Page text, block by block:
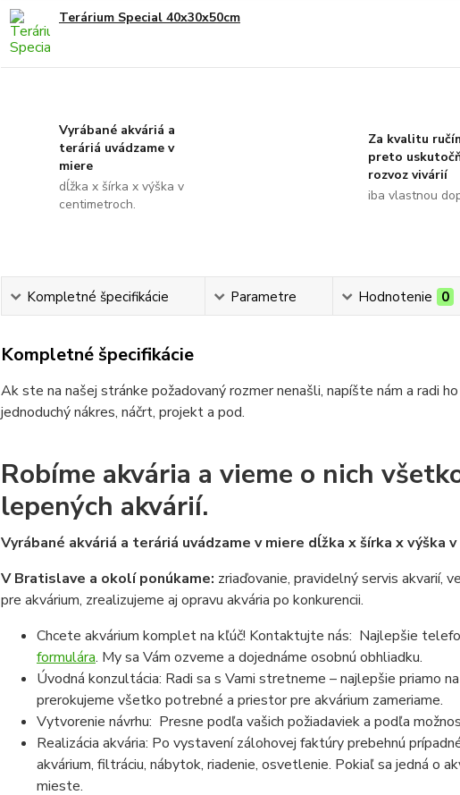
Terárium Special 40x30x50cm
Vyrábané akváriá a
teráriá uvádzame v
miere
dĺžka x šírka x výška v
centimetroch.
Za kvalitu
preto
rozvoz vivárií
iba vlastnou
Kompletné špecifikácie Parametre Hodnotenie 0
Kompletné špecifikácie
Ak ste na našej stránke požadovaný rozmer nenašli, napíšte nám a radi
jednoduchý nákres, náčrt, projekt a pod.
Robíme akvária a vieme o nich
lepených akvárií.
Vyrábané akváriá a teráriá uvádzame v miere dĺžka x šírka x výška
V Bratislave a okolí ponúkame: zriaďovanie, pravidelný servis akvarií,
pre akvárium, zrealizujeme aj opravu akvária po konkurencii.
Chcete akvárium komplet na kľúč! Kontaktujte nás: Najlepšie
formulára. My sa Vám ozveme a dojednáme osobnú obhliadku.
Úvodná konzultácia: Radi sa s Vami stretneme – najlepšie priamo
prerokujeme všetko potrebné a priestor pre akvárium zameriame.
Vytvorenie návrhu: Presne podľa vašich požiadaviek a podľa
Realizácia akvária: Po vystavení zálohovej faktúry prebehnú
akvárium, filtráciu, nábytok, riadenie, osvetlenie. Pokiaľ sa jedná o
mieste.